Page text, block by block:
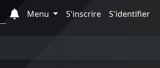
Menu
S'inscrire S'identifier